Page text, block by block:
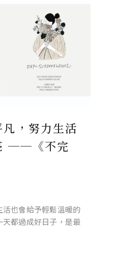
，努力生活
──《不完
也會給予輕鬆溫暖的
都過成好日子，是最